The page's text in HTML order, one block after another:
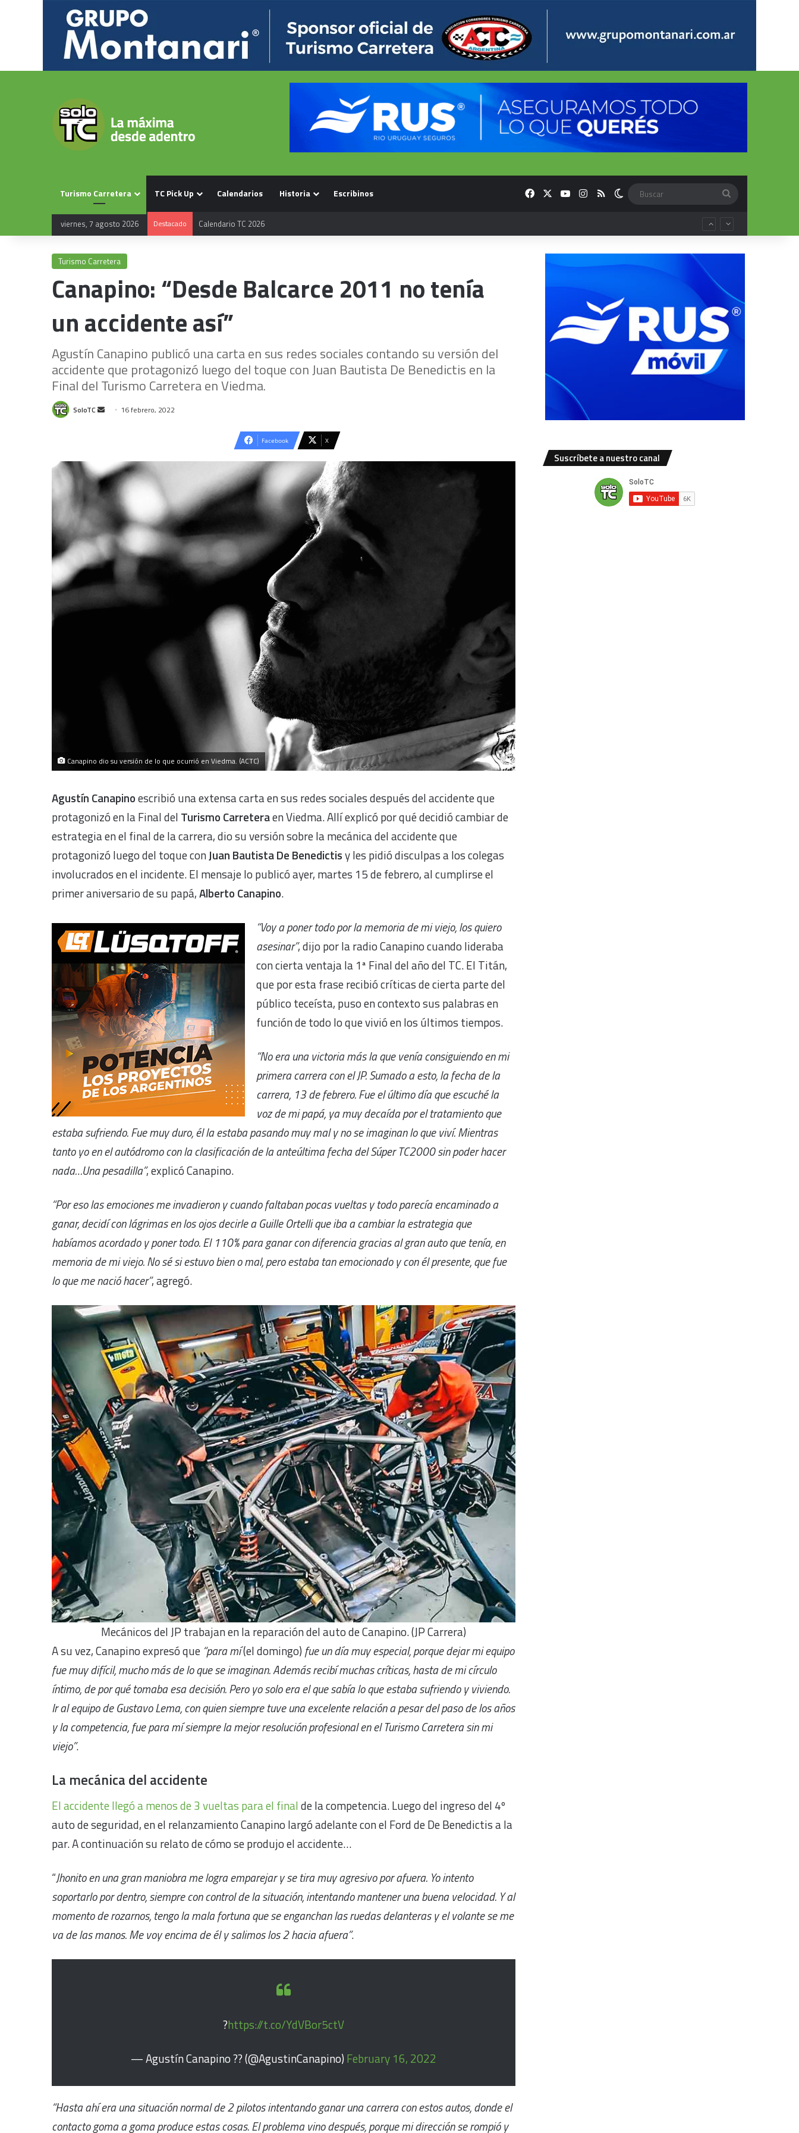
Turismo Carretera TC Pick Up Calendarios Historia Escribinos FacebookYouTubeInstagram
RSS Switch skin
viernes, 7 agosto 2026 Destacado Calendario TC 2026
Turismo Carretera
Canapino: “Desde Balcarce 2011 no tenía
un accidente así”
Agustín Canapino publicó una carta en sus redes sociales contando su versión del
accidente que protagonizó luego del toque con Juan Bautista De Benedictis en la
Final del Turismo Carretera en Viedma.
SoloTC
Send 16 febrero, 2022
Facebook X
Canapino dio su versión de lo que ocurrió en Viedma. (ACTC)
Agustín Canapinoescribió una extensa carta en sus redes sociales después del accidente que
protagonizó en la Final del Turismo Carreteraen Viedma. Allí explicó por qué decidió cambiar de
estrategia en el final de la carrera, dio su versión sobre la mecánica del accidente que
protagonizó luego del toque conJuan Bautista De Benedictisy les pidió disculpas a los colegas
involucrados en el incidente. El mensaje lo publicó ayer, martes 15 de febrero, al cumplirse el
primer aniversario de su papá,Alberto Canapino.
“Voy a poner todo por la memoria de mi viejo, los quiero
asesinar”, dijo por la radio Canapino cuando lideraba
con cierta ventaja la 1ª Final del año del TC. El Titán,
que por esta frase recibió críticas de cierta parte del
público teceísta, puso en contexto sus palabras en
función de todo lo que vivió en los últimos tiempos.
“No era una victoria más la que venía consiguiendo en mi
primera carrera con el JP. Sumado a esto, la fecha de la
carrera, 13 de febrero. Fue el último día que escuché la
voz de mi papá, ya muy decaída por el tratamiento que
estaba sufriendo. Fue muy duro, él la estaba pasando muy mal y no se imaginan lo que viví. Mientras
tanto yo en el autódromo con la clasificación de la anteúltima fecha del Súper TC2000 sin poder hacer
nada…Una pesadilla”, explicó Canapino.
“Por eso las emociones me invadieron y cuando faltaban pocas vueltas y todo parecía encaminado a
ganar, decidí con lágrimas en los ojos decirle a Guille Ortelli que iba a cambiar la estrategia que
habíamos acordado y poner todo. El 110% para ganar con diferencia gracias al gran auto que tenía, en
memoria de mi viejo. No sé si estuvo bien o mal, pero estaba tan emocionado y con él presente, que fue
lo que me nació hacer”, agregó.
Mecánicos del JP trabajan en la reparación del auto de Canapino. (JP Carrera)
A su vez, Canapino expresó que “para mí(el domingo) fue un día muy especial, porque dejar mi equipo
fue muy difícil, mucho más de lo que se imaginan. Además recibí muchas críticas, hasta de mi círculo
íntimo, de por qué tomaba esa decisión. Pero yo solo era el que sabía lo que estaba sufriendo y viviendo.
Ir al equipo de Gustavo Lema, con quien siempre tuve una excelente relación a pesar del paso de los años
y la competencia, fue para mí siempre la mejor resolución profesional en el Turismo Carretera sin mi
viejo”.
La mecánica del accidente
El accidente llegó a menos de 3 vueltas para el finalde la competencia. Luego del ingreso del 4º
auto de seguridad, en el relanzamiento Canapino largó adelante con el Ford de De Benedictis a la
par. A continuación su relato de cómo se produjo el accidente…
“Jhonito en una gran maniobra me logra emparejar y se tira muy agresivo por afuera. Yo intento
soportarlo por dentro, siempre con control de la situación, intentando mantener una buena velocidad. Y al
momento de rozarnos, tengo la mala fortuna que se enganchan las ruedas delanteras y el volante se me
va de las manos. Me voy encima de él y salimos los 2 hacia afuera”.
?https://t.co/YdVBor5ctV
— Agustín Canapino ?? (@AgustinCanapino) February 16, 2022
“Hasta ahí era una situación normal de 2 pilotos intentando ganar una carrera con estos autos, donde el
contacto goma a goma produce estas cosas. El problema vino después, porque mi dirección se rompió y
Suscríbete a nuestro canal